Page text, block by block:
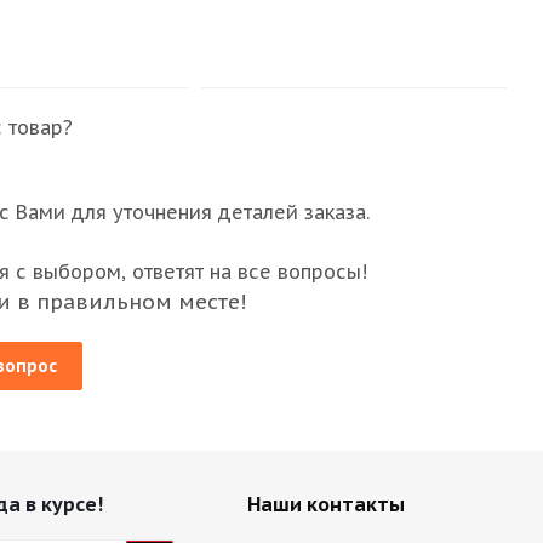
для уточнения деталей заказа.
с выбором, ответят на все вопросы!
в правильном месте!
в курсе! Наши контакты